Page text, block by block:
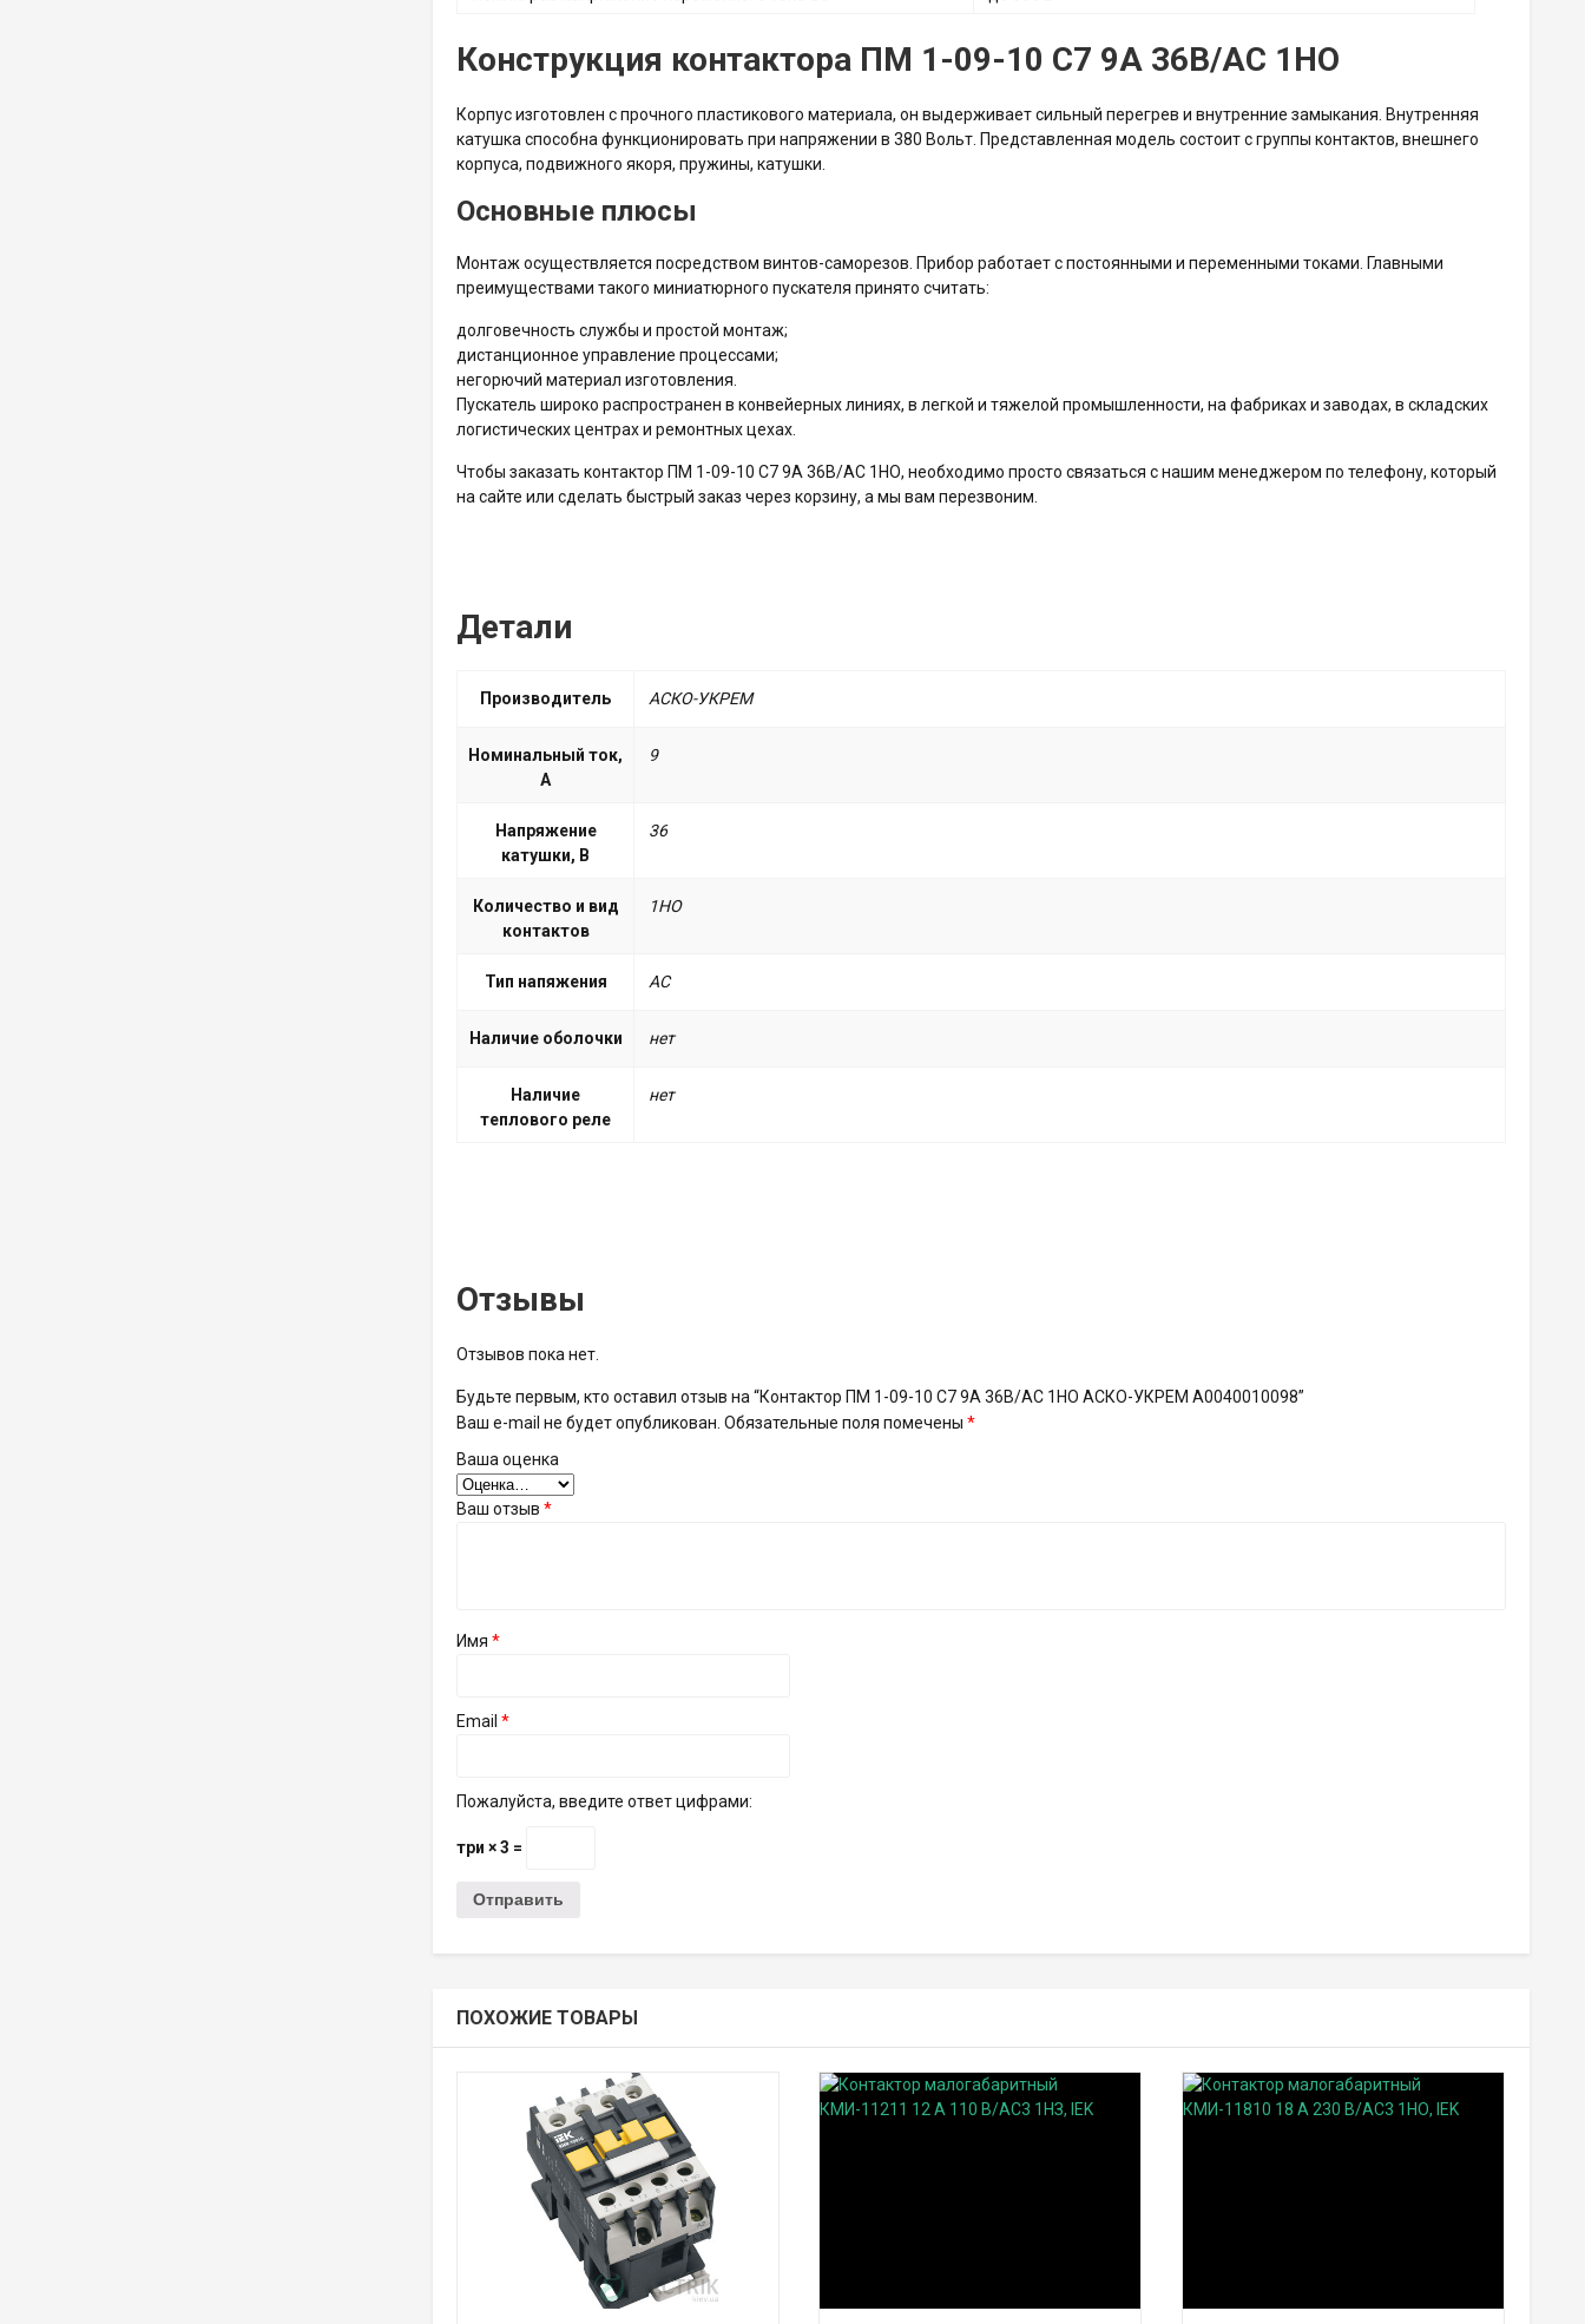
Конструкция контактора ПМ 1-09-10 C7 9A 36B/AC 1НО
Корпус изготовлен с прочного пластикового материала, он выдерживает сильный перегрев и внутренние замыкания. Внутренняя
катушка способна функционировать при напряжении в 380 Вольт. Представленная модель состоит с группы контактов, внешнего
корпуса, подвижного якоря, пружины, катушки.
Основные плюсы
Монтаж осуществляется посредством винтов-саморезов. Прибор работает с постоянными и переменными токами. Главными
преимуществами такого миниатюрного пускателя принято считать:
долговечность службы и простой монтаж;
дистанционное управление процессами;
негорючий материал изготовления.
Пускатель широко распространен в конвейерных линиях, в легкой и тяжелой промышленности, на фабриках и заводах, в складских
логистических центрах и ремонтных цехах.
Чтобы заказать контактор ПМ 1-09-10 C7 9A 36B/AC 1НО, необходимо просто связаться с нашим менеджером по телефону, который
на сайте или сделать быстрый заказ через корзину, а мы вам перезвоним.
Детали
Производитель АСКО-УКРЕМ
Номинальный ток,
А
9
Напряжение
катушки, В
36
Количество и вид
контактов
1НО
Тип напяжения АС
Наличие оболочки нет
Наличие
теплового реле
нет
Отзывы
Отзывов пока нет.
Будьте первым, кто оставил отзыв на “Контактор ПМ 1-09-10 C7 9A 36B/AC 1НО АСКО-УКРЕМ A0040010098”
Ваш e-mail не будет опубликован. Обязательные поля помечены *
Ваша оценка
Ваш отзыв *
Имя *
Email *
Пожалуйста, введите ответ цифрами:
три × 3 =
ПОХОЖИЕ ТОВАРЫ